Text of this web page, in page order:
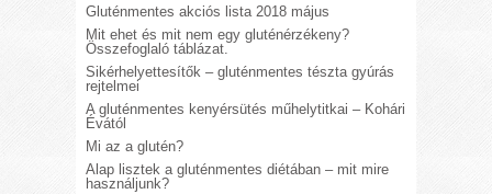
Gluténmentes akciós lista 2018 május
Mit ehet és mit nem egy gluténérzékeny?
Összefoglaló táblázat.
Sikérhelyettesítők – gluténmentes tészta gyúrás
rejtelmei
A gluténmentes kenyérsütés műhelytitkai – Kohári
Évától
Mi az a glutén?
Alap lisztek a gluténmentes diétában – mit mire
használjunk?